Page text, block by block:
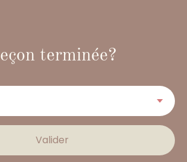
terminée?
Valider